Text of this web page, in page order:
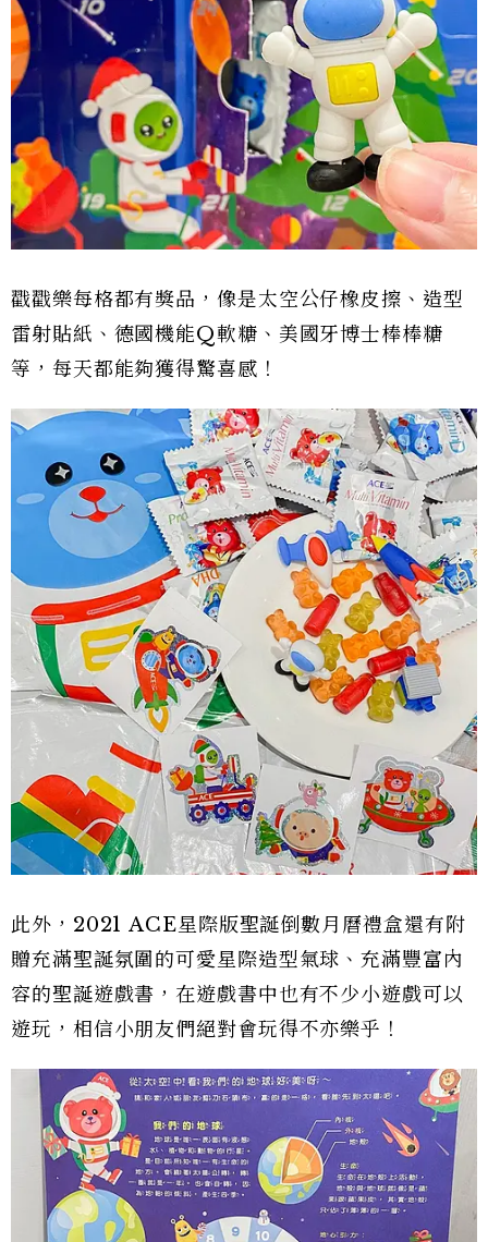
戳戳樂每格都有獎品，像是太空公仔橡皮擦、造型
雷射貼紙、德國機能Q軟糖、美國牙博士棒棒糖
等，每天都能夠獲得驚喜感！
此外，2021 ACE星際版聖誕倒數月曆禮盒還有附
贈充滿聖誕氛圍的可愛星際造型氣球、充滿豐富內
容的聖誕遊戲書，在遊戲書中也有不少小遊戲可以
遊玩，相信小朋友們絕對會玩得不亦樂乎！